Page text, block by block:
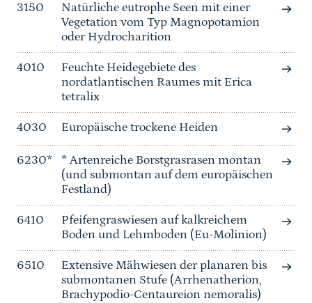
3150
Natürliche eutrophe Seen mit einer
Vegetation vom Typ Magnopotamion
oder Hydrocharition
4010
Feuchte Heidegebiete des
nordatlantischen Raumes mit Erica
tetralix
4030 Europäische trockene Heiden
6230*
* Artenreiche Borstgrasrasen montan
(und submontan auf dem europäischen
Festland)
6410
Pfeifengraswiesen auf kalkreichem
Boden und Lehmboden (Eu-Molinion)
6510
Extensive Mähwiesen der planaren bis
submontanen Stufe (Arrhenatherion,
Brachypodio-Centaureion nemoralis)